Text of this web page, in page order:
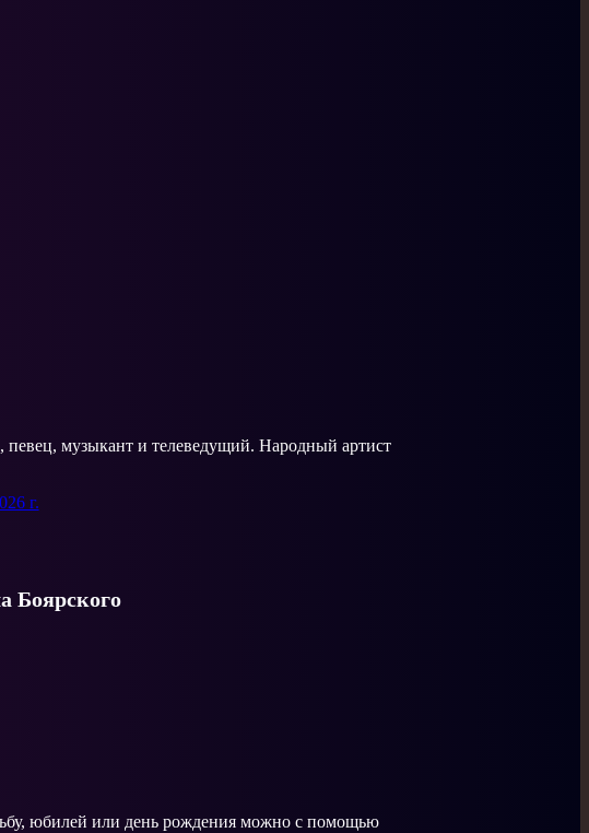
певец, музыкант и телеведущий. Народный артист
г.
Боярского
юбилей или день рождения можно с помощью